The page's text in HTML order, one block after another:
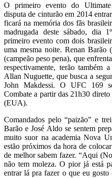
O primeiro evento do
disputa de cinturão em 2014
ficará na memória dos fãs
madrugada deste sábado, dia
primeiro evento com dois
uma mesma noite. Renan Barão
(campeão peso pena), que
respectivamente, terão também
Allan Nuguette, que busca a
John Makdessi. O UFC 169
Combate a partir das 21h30
(EUA).
Comandados pelo “paizão” e
Barão e José Aldo se sentem
muito suor na academia Nova
estão próximos da hora de
de melhor sabem fazer. “Aqui
não tem moleza. O pior já está
entrar lá pra fazer o que eu